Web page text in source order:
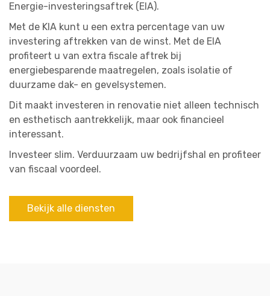
Energie-investeringsaftrek (EIA).
Met de KIA kunt u een extra percentage van uw
investering aftrekken van de winst. Met de EIA
profiteert u van extra fiscale aftrek bij
energiebesparende maatregelen, zoals isolatie of
duurzame dak- en gevelsystemen.
Dit maakt investeren in renovatie niet alleen technisch
en esthetisch aantrekkelijk, maar ook financieel
interessant.
Investeer slim. Verduurzaam uw bedrijfshal en profiteer
van fiscaal voordeel.
Bekijk alle diensten